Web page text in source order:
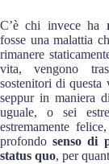
C’è chi invece ha
fosse una malattia
rimanere
vita, vengono
sostenitori di
seppur in maniera
uguale, o sei
estremamente
profondosenso di
status quo, per